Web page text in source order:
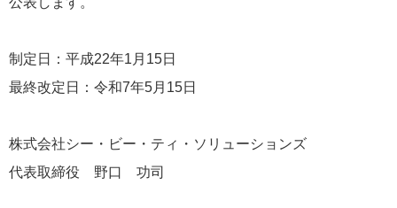
制定日：平成22年1月15日
最終改定日：令和7年5月15日
株式会社シー・ビー・ティ・ソリューションズ
代表取締役 野口 功司